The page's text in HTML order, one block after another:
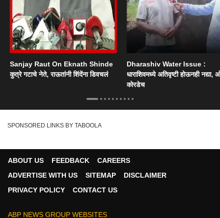
Sanjay Raut On Eknath Shinde
कुत्रे गटाचे नेते, राऊतांनी शिंदेंना डिवचलं
Dharashiv Water Issue :
धाराशिवमध्ये अतिवृष्टी होऊनही नद्या,
कोरडेच
SPONSORED LINKS BY TABOOLA
ABOUT US FEEDBACK
CAREERS
ADVERTISE WITH US
SITEMAP
DISCLAIMER
PRIVACY POLICY
CONTACT US
ABP NEWS GROUP WEBSITES